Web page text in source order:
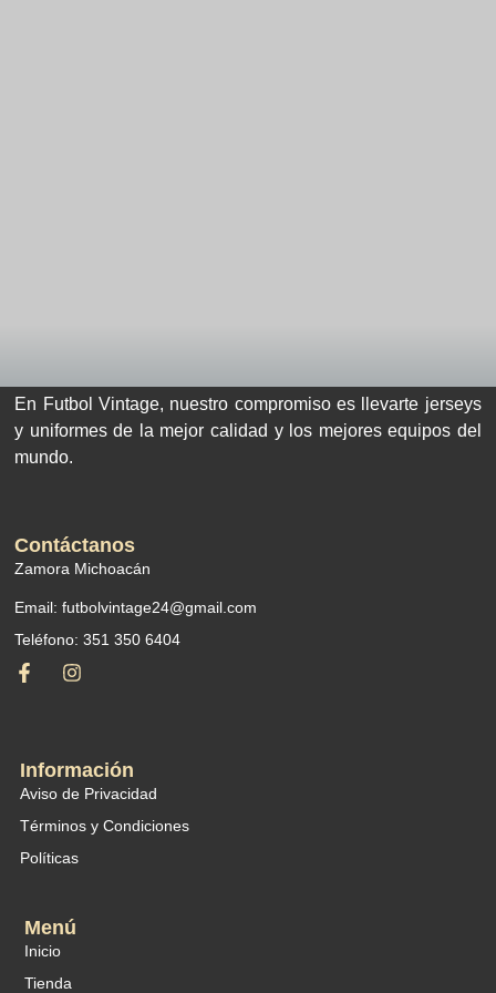
En Futbol Vintage, nuestro compromiso es llevarte jerseys
y uniformes de la mejor calidad y los mejores equipos del
mundo.
Información
Aviso de Privacidad
Términos y Condiciones
Políticas
Menú
Inicio
Tienda
Contáctanos
Zamora Michoacán
Email: futbolvintage24@gmail.com
Teléfono: 351 350 6404